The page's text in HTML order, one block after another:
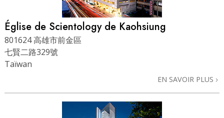
Église de Scientology de Kaohsiung
801624 高雄市前金區
七賢二路329號
Taïwan
EN SAVOIR PLUS